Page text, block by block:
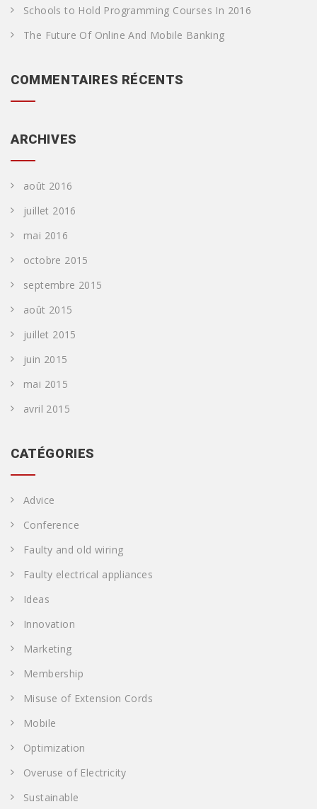
Schools to Hold Programming Courses In 2016
The Future Of Online And Mobile Banking
COMMENTAIRES RÉCENTS
ARCHIVES
août 2016
juillet 2016
mai 2016
octobre 2015
septembre 2015
août 2015
juillet 2015
juin 2015
mai 2015
avril 2015
CATÉGORIES
Advice
Conference
Faulty and old wiring
Faulty electrical appliances
Ideas
Innovation
Marketing
Membership
Misuse of Extension Cords
Mobile
Optimization
Overuse of Electricity
Sustainable